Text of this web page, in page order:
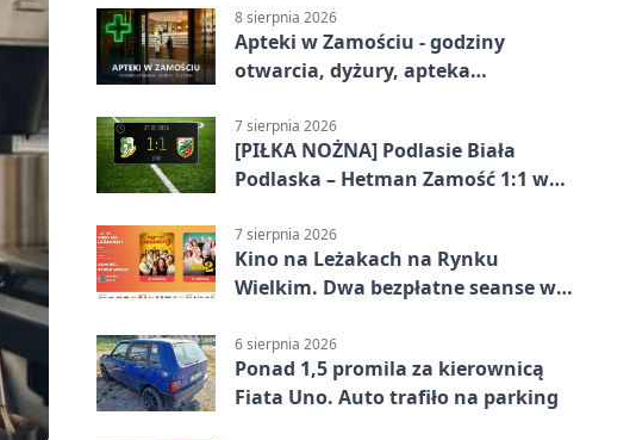
8 sierpnia 2026
Apteki w Zamościu - godziny
otwarcia, dyżury, apteka
7 sierpnia 2026
[PIŁKA NOŻNA] Podlasie Biała
Podlaska – Hetman Zamość 1:1 w
podział punktów po bezbramkowej
pierwszej połowie
7 sierpnia 2026
Kino na Leżakach na Rynku
Wielkim. Dwa bezpłatne seanse w
6 sierpnia 2026
Ponad 1,5 promila za kierownicą
Fiata Uno. Auto trafiło na parking